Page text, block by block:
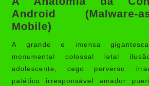
Android (Malware-
Mobile)
A grande e imensa gigantesca
monumental colossal letal
adolescente, cego perverso
patético irresponsável amador